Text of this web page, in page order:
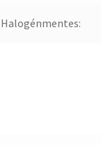
Halogénmentes: